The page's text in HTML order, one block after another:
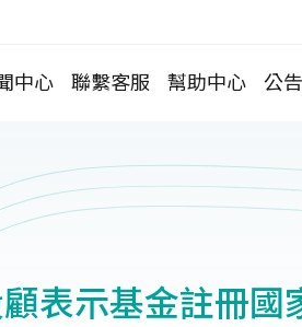
中心 聯繫客服 幫助中心 公
表示基金註冊國